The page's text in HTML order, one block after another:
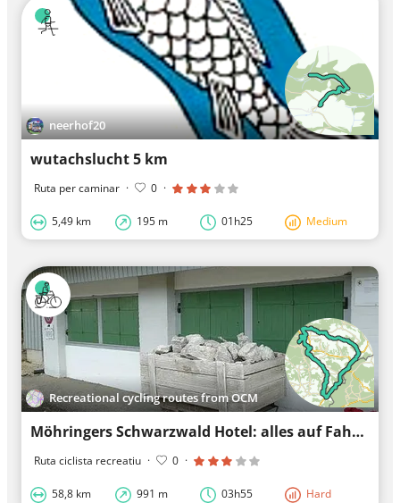
neerhof20
wutachslucht 5 km
Ruta per caminar · 0 ·
5,49 km 195 m 01h25 Medium
Recreational cycling routes from OCM
Möhringers Schwarzwald Hotel: alles auf Fahrradabstand
Ruta ciclista recreatiu · 0 ·
58,8 km 991 m 03h55 Hard